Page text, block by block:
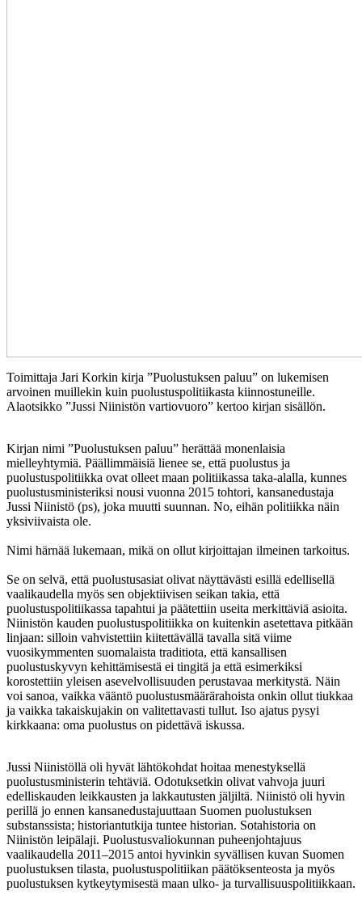
Toimittaja Jari Korkin kirja ”Puolustuksen paluu” on lukemisen
arvoinen muillekin kuin puolustuspolitiikasta kiinnostuneille.
Alaotsikko ”Jussi Niinistön vartiovuoro” kertoo kirjan sisällön.
Kirjan nimi ”Puolustuksen paluu” herättää monenlaisia
mielleyhtymiä. Päällimmäisiä lienee se, että puolustus ja
puolustuspolitiikka ovat olleet maan politiikassa taka-alalla, kunnes
puolustusministeriksi nousi vuonna 2015 tohtori, kansanedustaja
Jussi Niinistö (ps), joka muutti suunnan. No, eihän politiikka näin
yksiviivaista ole.
Nimi härnää lukemaan, mikä on ollut kirjoittajan ilmeinen tarkoitus.
Se on selvä, että puolustusasiat olivat näyttävästi esillä edellisellä
vaalikaudella myös sen objektiivisen seikan takia, että
puolustuspolitiikassa tapahtui ja päätettiin useita merkittäviä asioita.
Niinistön kauden puolustuspolitiikka on kuitenkin asetettava pitkään
linjaan: silloin vahvistettiin kiitettävällä tavalla sitä viime
vuosikymmenten suomalaista traditiota, että kansallisen
puolustuskyvyn kehittämisestä ei tingitä ja että esimerkiksi
korostettiin yleisen asevelvollisuuden perustavaa merkitystä. Näin
voi sanoa, vaikka vääntö puolustusmäärärahoista onkin ollut tiukkaa
ja vaikka takaiskujakin on valitettavasti tullut. Iso ajatus pysyi
kirkkaana: oma puolustus on pidettävä iskussa.
Jussi Niinistöllä oli hyvät lähtökohdat hoitaa menestyksellä
puolustusministerin tehtäviä. Odotuksetkin olivat vahvoja juuri
edelliskauden leikkausten ja lakkautusten jäljiltä. Niinistö oli hyvin
perillä jo ennen kansanedustajuuttaan Suomen puolustuksen
substanssista; historiantutkija tuntee historian. Sotahistoria on
Niinistön leipälaji. Puolustusvaliokunnan puheenjohtajuus
vaalikaudella 2011–2015 antoi hyvinkin syvällisen kuvan Suomen
puolustuksen tilasta, puolustuspolitiikan päätöksenteosta ja myös
puolustuksen kytkeytymisestä maan ulko- ja turvallisuuspolitiikkaan.